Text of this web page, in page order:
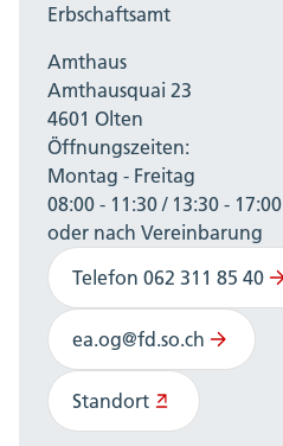
Erbschaftsamt
Amthaus
Amthausquai 23
4601 Olten
Öffnungszeiten:
Montag - Freitag
08:00 - 11:30 / 13:30 - 17:00
oder nach Vereinbarung
Telefon 062 311 85 40
ea.og@fd.so.ch
Standort